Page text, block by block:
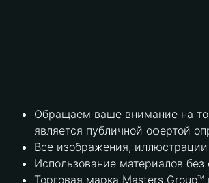
Обращаем ваше внимание на
является публичной офертой
Все изображения,
Использование материалов
Торговая марка Masters